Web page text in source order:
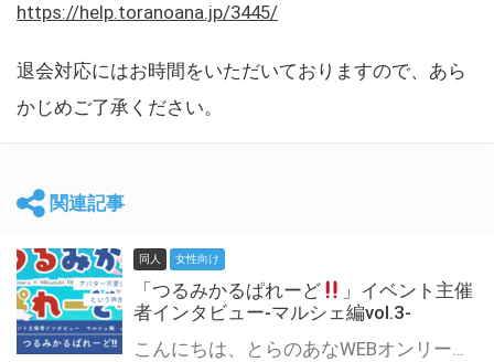
https://help.toranoana.jp/3445/
退会対応にはお時間をいただいておりますので、あら
かじめご了承ください。
関連記事
同人 女性向け
「つるみかるぱれーど
」イベント主催
者インタビュー-マルシェ編vol.3-
こんにちは、とらのあなWEBオンリー運営スタッフです。 新たにお届けする、イベント主催者インタビュー-マルシェ編-は、 とらのあなWEBオンリー「マルシェ」をご利用した主催様に 「マルシェ」を使って開催した感想や心がけをお聞きする企画です。 今回は、WEBオンリー初開催「つるみかるぱれーど